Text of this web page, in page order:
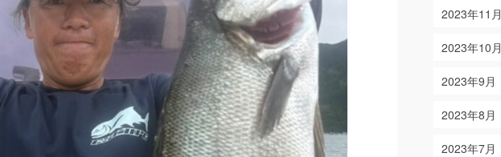
2023年11月
2023年10月
2023年9月
2023年8月
2023年7月